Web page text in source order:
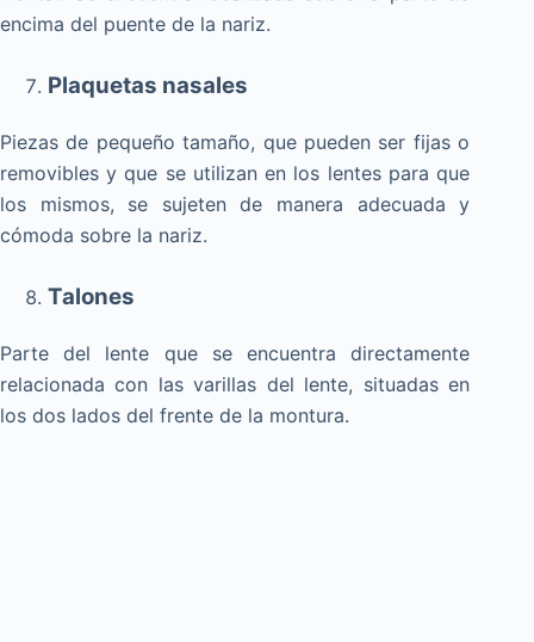
encima del puente de la nariz.
Plaquetas nasales
Piezas de pequeño tamaño, que pueden ser fijas o
removibles y que se utilizan en los lentes para que
los mismos, se sujeten de manera adecuada y
cómoda sobre la nariz.
Talones
Parte del lente que se encuentra directamente
relacionada con las varillas del lente, situadas en
los dos lados del frente de la montura.